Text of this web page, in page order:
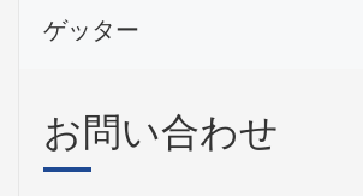
ゲッター
お問い合わせ